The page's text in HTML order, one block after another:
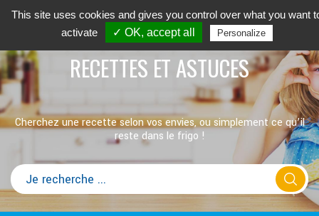
RECETTES ET ASTUCES
Cherchez une recette selon vos envies, ou simplement ce qu’il
reste dans le frigo !
This site uses cookies and gives you control over what you want
activate
✓ OK, accept all Personalize